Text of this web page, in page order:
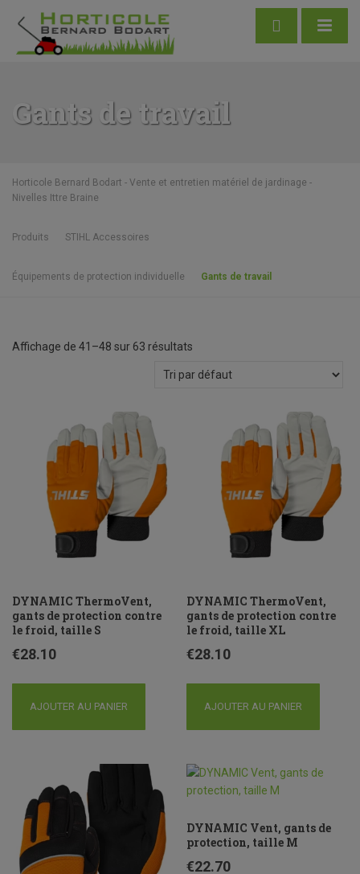
Gants de travail
Horticole Bernard Bodart - Vente et entretien matériel de jardinage -
Nivelles Ittre Braine
Produits STIHL Accessoires
Équipements de protection individuelle Gants de travail
Affichage de 41–48 sur 63 résultats
DYNAMIC ThermoVent,
gants de protection contre
le froid, taille S
€28.10
AJOUTER AU PANIER
DYNAMIC ThermoVent,
gants de protection contre
le froid, taille XL
€28.10
AJOUTER AU PANIER
DYNAMIC Vent, gants de
protection, taille M
€22.70